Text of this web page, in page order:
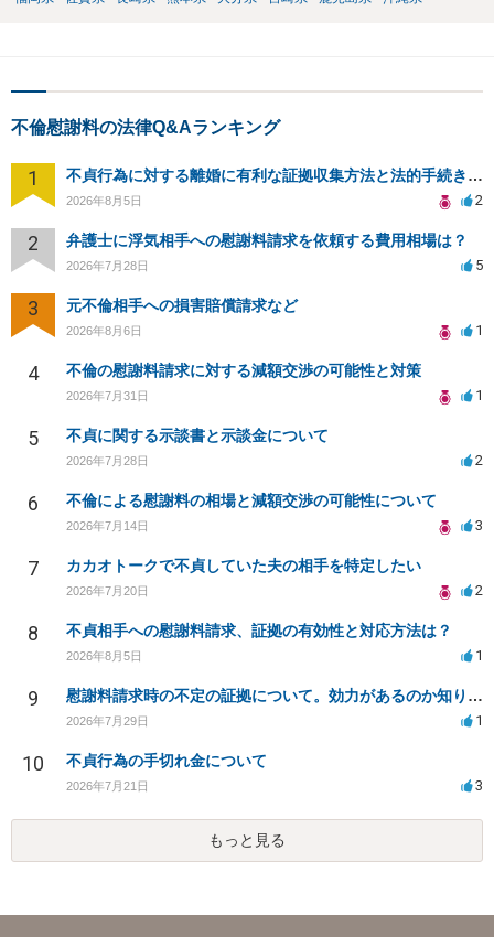
不倫慰謝料の法律Q&Aランキング
1 不貞行為に対する離婚に有利な証拠収集方法と法的手続きについて
2026年8月5日 2
2 弁護士に浮気相手への慰謝料請求を依頼する費用相場は？
2026年7月28日 5
3 元不倫相手への損害賠償請求など
2026年8月6日 1
4 不倫の慰謝料請求に対する減額交渉の可能性と対策
2026年7月31日 1
5 不貞に関する示談書と示談金について
2026年7月28日 2
6 不倫による慰謝料の相場と減額交渉の可能性について
2026年7月14日 3
7 カカオトークで不貞していた夫の相手を特定したい
2026年7月20日 2
8 不貞相手への慰謝料請求、証拠の有効性と対応方法は？
2026年8月5日 1
9 慰謝料請求時の不定の証拠について。効力があるのか知りたい。
2026年7月29日 1
10 不貞行為の手切れ金について
2026年7月21日 3
もっと見る